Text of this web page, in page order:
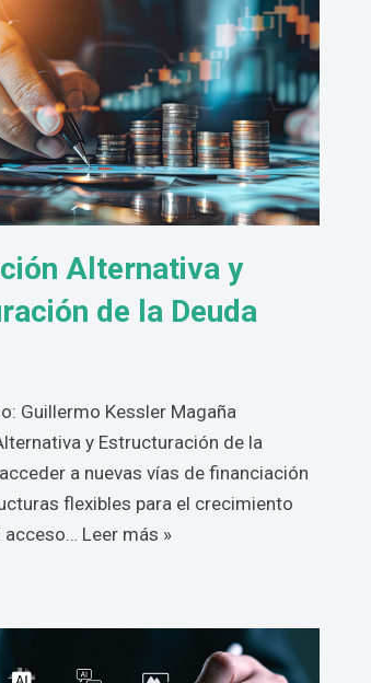
Alternativa y
de la Deuda
Guillermo Kessler Magaña
y Estructuración de la
a nuevas vías de financiación
flexibles para el crecimiento
acceso… Leer más »